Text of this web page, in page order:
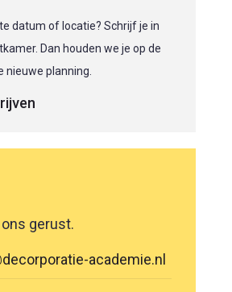
datum of locatie? Schrijf je in
Dan houden we je op de
nieuwe planning.
gerust.
academie.nl